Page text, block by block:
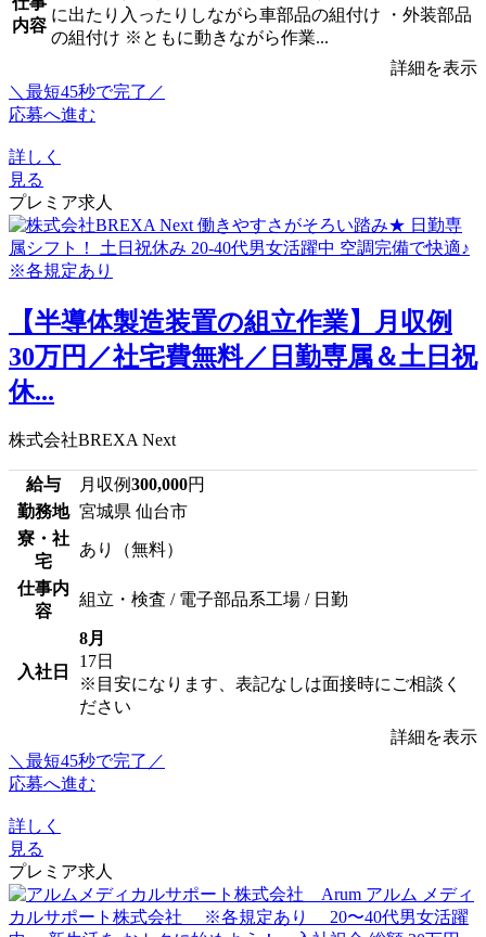
内容
に出たり入ったりしながら車部品の組付け ・外装部品
の組付け ※ともに動きながら作業...
詳細を表示
＼最短45秒で完了／
応募へ進む
詳しく
見る
プレミア求人
【半導体製造装置の組立作業】月収例
30万円／社宅費無料／日勤専属＆土日祝
休...
株式会社BREXA Next
給与 月収例300,000円
勤務地 宮城県 仙台市
寮・社
宅
あり（無料）
仕事内
容
組立・検査 / 電子部品系工場 / 日勤
入社日
8月
17日
※目安になります、表記なしは面接時にご相談く
ださい
詳細を表示
＼最短45秒で完了／
応募へ進む
詳しく
見る
プレミア求人